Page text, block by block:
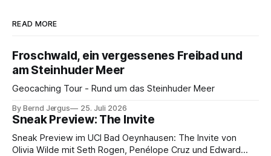
READ MORE
Froschwald, ein vergessenes Freibad und
am Steinhuder Meer
Geocaching Tour - Rund um das Steinhuder Meer
By Bernd Jergus 25. Juli 2026
Sneak Preview: The Invite
Sneak Preview im UCI Bad Oeynhausen: The Invite von
Olivia Wilde mit Seth Rogen, Penélope Cruz und Edward